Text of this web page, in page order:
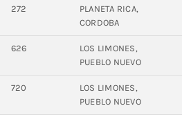
272
PLANETA RICA,
CORDOBA
626
LOS LIMONES,
PUEBLO NUEVO
720
LOS LIMONES,
PUEBLO NUEVO